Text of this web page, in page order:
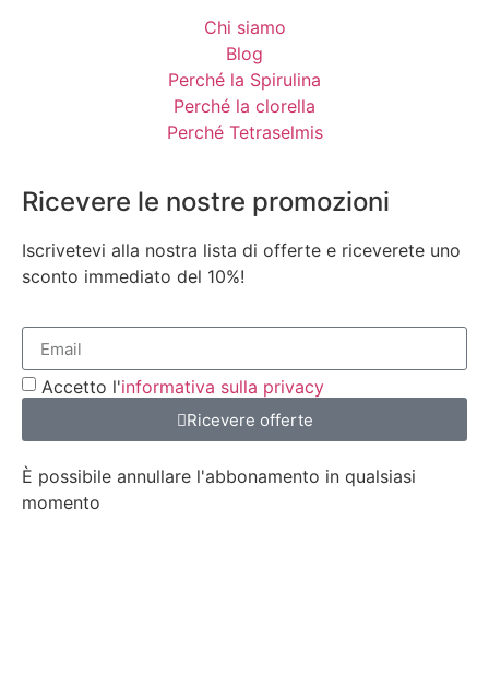
Chi siamo
Blog
Perché la Spirulina
Perché la clorella
Perché Tetraselmis
Ricevere le nostre promozioni
Iscrivetevi alla nostra lista di offerte e riceverete uno
sconto immediato del 10%!
Accetto l'informativa sulla privacy
Ricevere offerte
È possibile annullare l'abbonamento in qualsiasi
momento